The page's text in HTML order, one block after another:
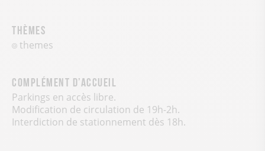
Thèmes
themes
Complément d’accueil
Parkings en accès libre.
Modification de circulation de 19h-2h.
Interdiction de stationnement dès 18h.